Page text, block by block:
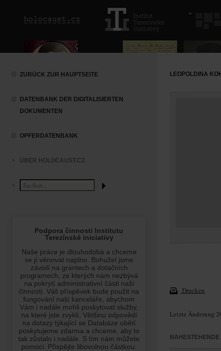
ZURÜCK ZUR HAUPTSEITE
DATENBANK DER DIGITALISIERTEN
DOKUMENTEN
OPFERDATENBANK
ÜBER HOLOCAUST.CZ
LEOPOLDINA
Drucken
Letzte Änderung